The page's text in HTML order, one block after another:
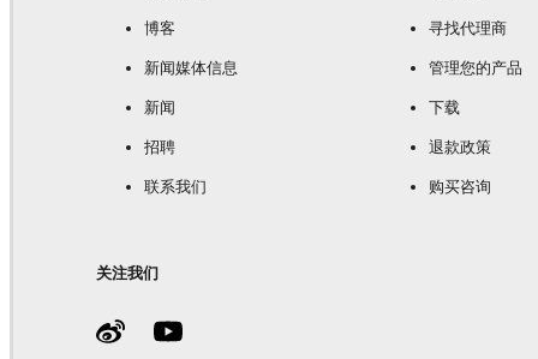
博客
新闻媒体信息
新闻
招聘
联系我们
寻找代理商
管理您的产品
下载
退款政策
购买咨询
关注我们